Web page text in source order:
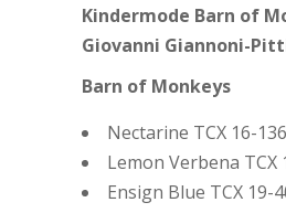
Barn of Monkeys
Nectarine TCX 16-
Lemon Verbena TCX
Ensign Blue TCX 19-